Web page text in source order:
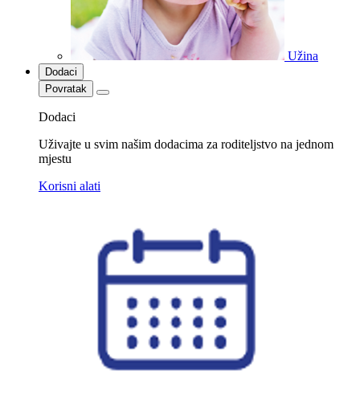
Užina
Dodaci
Povratak
Dodaci
Uživajte u svim našim dodacima za roditeljstvo na jednom
mjestu
Korisni alati